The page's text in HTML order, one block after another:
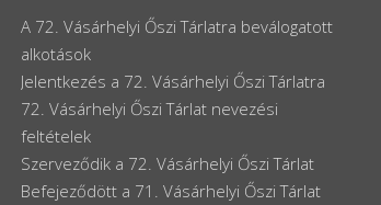
A 72. Vásárhelyi Őszi Tárlatra beválogatott
alkotások
Jelentkezés a 72. Vásárhelyi Őszi Tárlatra
72. Vásárhelyi Őszi Tárlat nevezési
feltételek
Szerveződik a 72. Vásárhelyi Őszi Tárlat
Befejeződött a 71. Vásárhelyi Őszi Tárlat